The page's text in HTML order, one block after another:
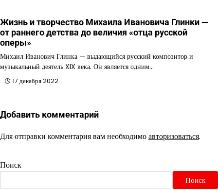
Жизнь и творчество Михаила Ивановича Глинки —
от раннего детства до величия «отца русской
оперы»
Михаил Иванович Глинка — выдающийся русский композитор и
музыкальный деятель XIX века. Он является одним…
17 декабря 2022
Добавить комментарий
Для отправки комментария вам необходимоавторизоваться.
Поиск
Поиск